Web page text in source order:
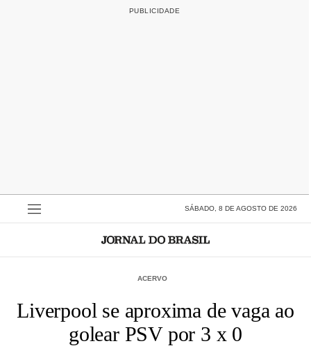
SÁBADO, 8 DE AGOSTO DE 2026
ACERVO
Liverpool se aproxima de vaga ao
golear PSV por 3 x 0